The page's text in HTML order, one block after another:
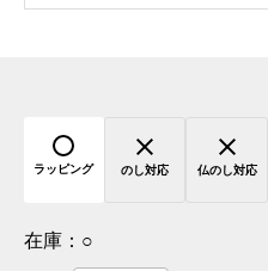
ラッピング のし対応 仏のし対応
在庫： ○